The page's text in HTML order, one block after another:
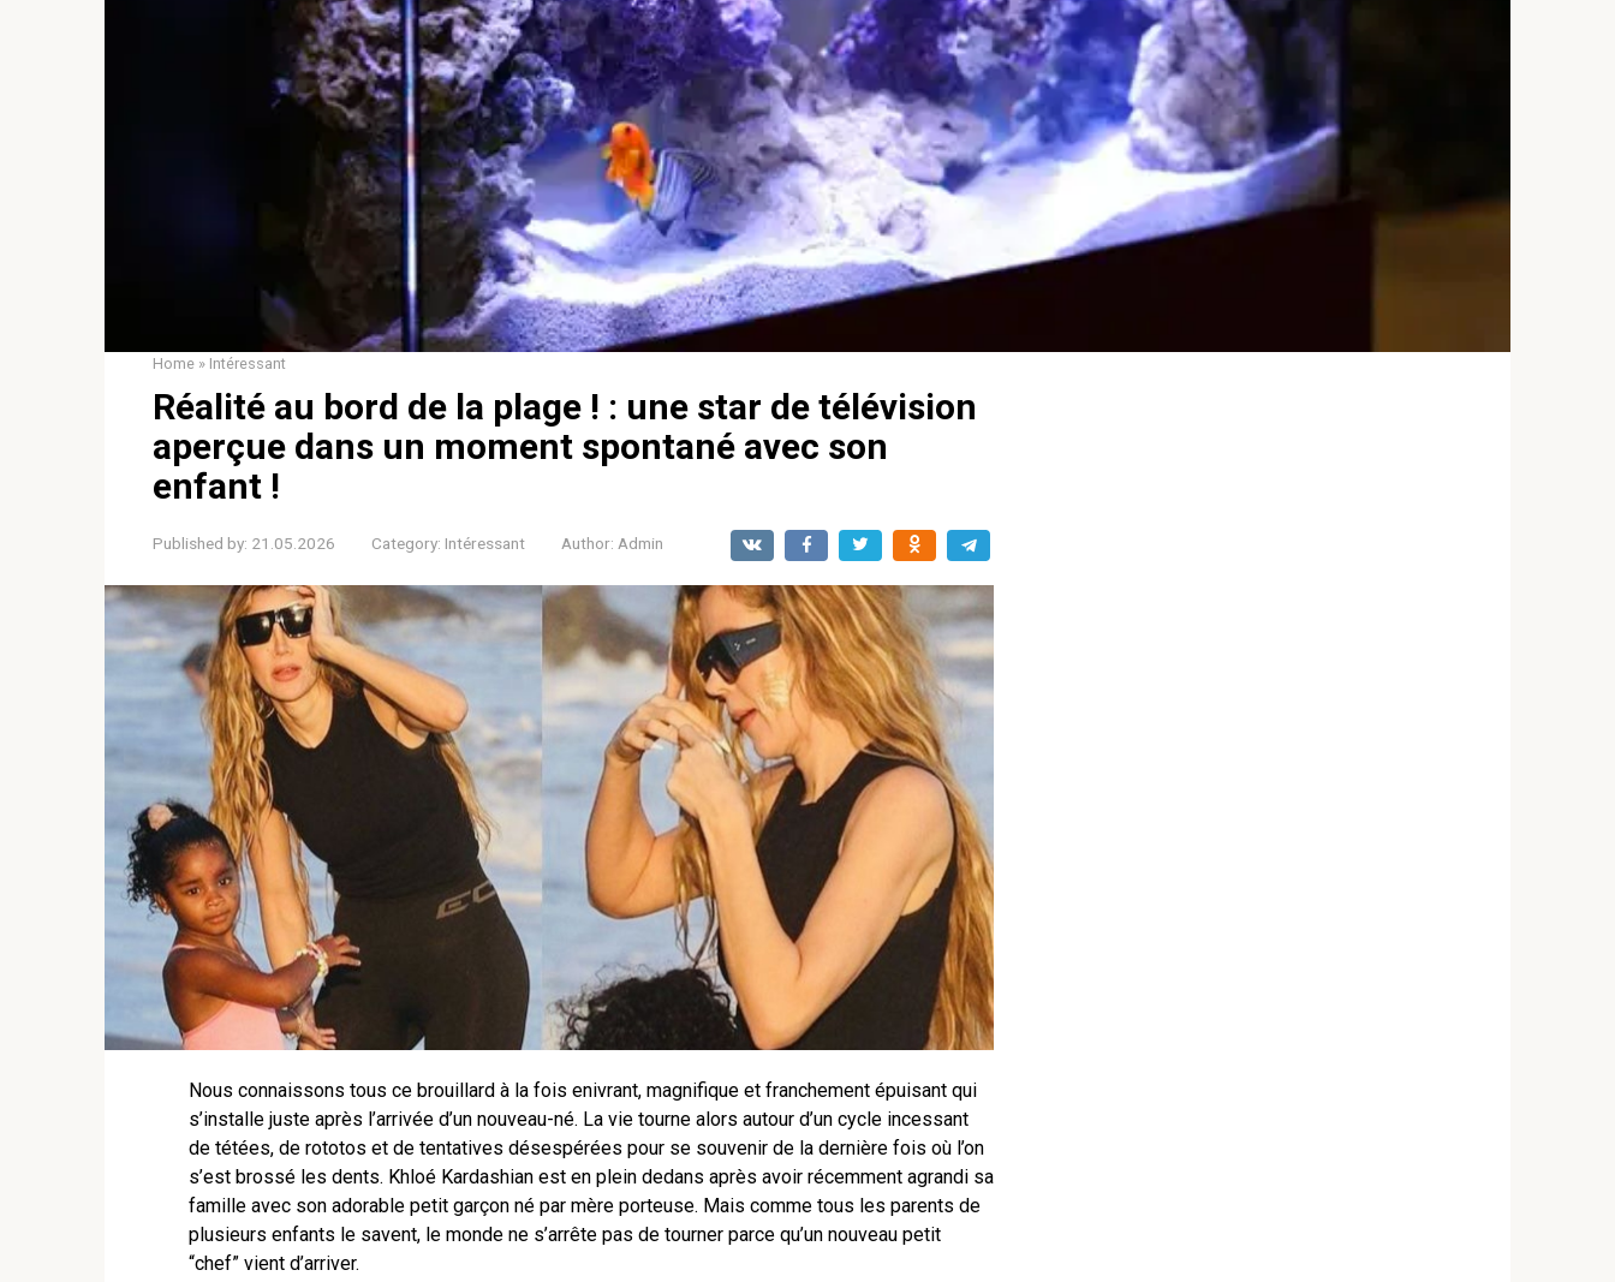
Home » Intéressant
Réalité au bord de la plage ! : une star de télévision
aperçue dans un moment spontané avec son
enfant !
Published by: 21.05.2026 Category: Intéressant Author: Admin
Nous connaissons tous ce brouillard à la fois enivrant, magnifique et franchement épuisant qui
s’installe juste après l’arrivée d’un nouveau-né. La vie tourne alors autour d’un cycle incessant
de tétées, de rototos et de tentatives désespérées pour se souvenir de la dernière fois où l’on
s’est brossé les dents. Khloé Kardashian est en plein dedans après avoir récemment agrandi sa
famille avec son adorable petit garçon né par mère porteuse. Mais comme tous les parents de
plusieurs enfants le savent, le monde ne s’arrête pas de tourner parce qu’un nouveau petit
“chef” vient d’arriver.